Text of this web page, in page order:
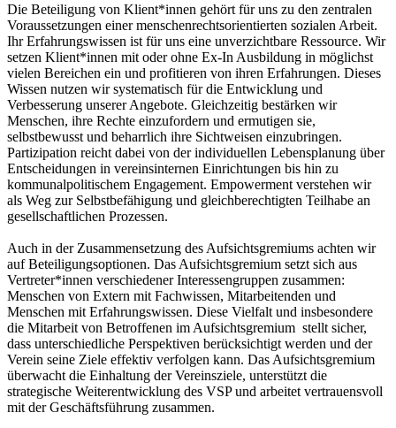
Die Beteiligung von Klient*innen gehört für uns zu den zentralen
Voraussetzungen einer menschenrechtsorientierten sozialen Arbeit.
Ihr Erfahrungswissen ist für uns eine unverzichtbare Ressource. Wir
setzen Klient*innen mit oder ohne Ex-In Ausbildung in möglichst
vielen Bereichen ein und profitieren von ihren Erfahrungen. Dieses
Wissen nutzen wir systematisch für die Entwicklung und
Verbesserung unserer Angebote. Gleichzeitig bestärken wir
Menschen, ihre Rechte einzufordern und ermutigen sie,
selbstbewusst und beharrlich ihre Sichtweisen einzubringen.
Partizipation reicht dabei von der individuellen Lebensplanung über
Entscheidungen in vereinsinternen Einrichtungen bis hin zu
kommunalpolitischem Engagement. Empowerment verstehen wir
als Weg zur Selbstbefähigung und gleichberechtigten Teilhabe an
gesellschaftlichen Prozessen.
Auch in der Zusammensetzung des Aufsichtsgremiums achten wir
auf Beteiligungsoptionen. Das Aufsichtsgremium setzt sich aus
Vertreter*innen verschiedener Interessengruppen zusammen:
Menschen von Extern mit Fachwissen, Mitarbeitenden und
Menschen mit Erfahrungswissen. Diese Vielfalt und insbesondere
die Mitarbeit von Betroffenen im Aufsichtsgremium stellt sicher,
dass unterschiedliche Perspektiven berücksichtigt werden und der
Verein seine Ziele effektiv verfolgen kann. Das Aufsichtsgremium
überwacht die Einhaltung der Vereinsziele, unterstützt die
strategische Weiterentwicklung des VSP und arbeitet vertrauensvoll
mit der Geschäftsführung zusammen.